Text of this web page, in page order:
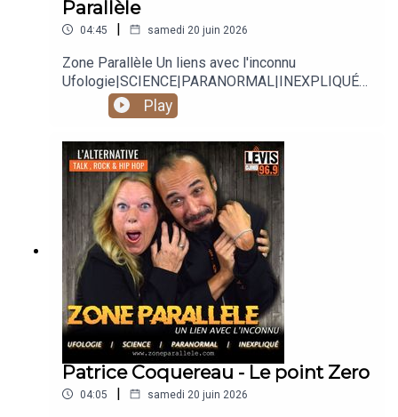
Parallèle
04:45 | samedi 20 juin 2026
Zone Parallèle Un liens avec l'inconnu
Ufologie|SCIENCE|PARANORMAL|INEXPLIQUÉ
Animé par Carole Lauzé, SteveZ
https://www.facebook.com/zoneparallele
https://www.facebook.com/SteveZ582
https://www.zoneparallele.com/
https://twitter.com/zoneparallele
https://www.youtube.com/@zoneparallele
Play
Patrice Coquereau - Le point Zero
04:05 | samedi 20 juin 2026